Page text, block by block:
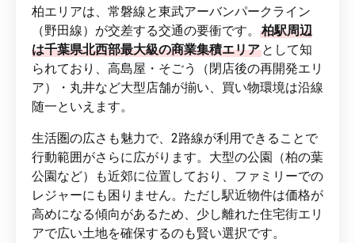
柏エリアは、常磐線と東武アーバンパークライン
（野田線）が交差する交通の要衝です。
柏駅周辺
は千葉県北西部最大級の商業集積エリア として知
られており、高島屋・そごう（閉店後の再開発エリ
ア）・丸井など大型店舗が揃い、買い物環境は沿線
随一といえます。
生活圏の広さも魅力で、2路線が利用できることで
行動範囲がさらに広がります。大型の公園（柏の葉
公園など）も近郊に位置しており、ファミリーでの
レジャーにも困りません。ただし駅近物件は価格が
高めになる傾向があるため、少し離れた住宅街エリ
アで広い土地を確保するのも賢い選択です。